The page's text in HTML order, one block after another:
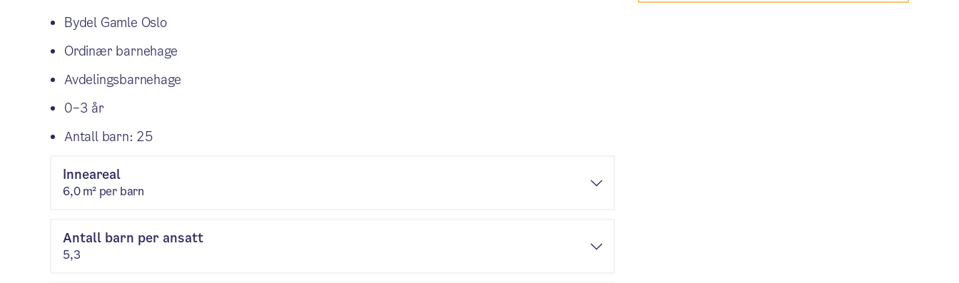
Bydel Gamle Oslo
Ordinær barnehage
Avdelingsbarnehage
0–3 år
Antall barn: 25
Inneareal
6,0 m² per barn
Antall barn per ansatt
5,3